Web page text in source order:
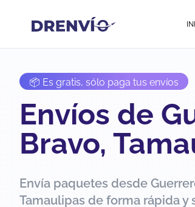
📦 Es gratis, sólo paga tus envíos
Envíos de
Bravo,
Envía paquetes desde
Tamaulipas de forma rápida y